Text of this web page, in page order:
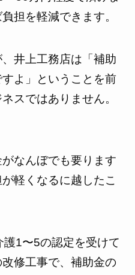
担を軽減できます。
井上工務店は「補助
よ」ということを前
スではありません。
なんぼでも要ります
軽くなるに越したこ
1〜5の認定を受けて
修工事で、補助金の